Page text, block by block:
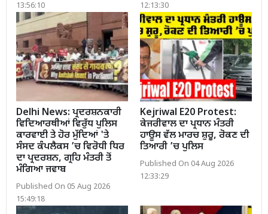
13:56:10
12:13:30
Delhi News: ਪ੍ਰਦਰਸ਼ਨਕਾਰੀ
ਵਿਦਿਆਰਥੀਆਂ ਵਿਰੁੱਧ ਪੁਲਿਸ
ਕਾਰਵਾਈ ਤੇ ਹੋਰ ਮੁੱਦਿਆਂ 'ਤੇ
ਸੰਸਦ ਕੰਪਲੈਕਸ ’ਚ ਵਿਰੋਧੀ ਧਿਰ
ਦਾ ਪ੍ਰਦਰਸ਼ਨ, ਗ੍ਰਹਿ ਮੰਤਰੀ ਤੋਂ
ਮੰਗਿਆ ਜਵਾਬ
Published On 05 Aug 2026
15:49:18
Kejriwal E20 Protest:
ਕੇਜਰੀਵਾਲ ਦਾ ਪ੍ਰਧਾਨ ਮੰਤਰੀ
ਹਾਊਸ ਵੱਲ ਮਾਰਚ ਸ਼ੁਰੂ, ਰੋਕਣ ਦੀ
ਤਿਆਰੀ ’ਚ ਪੁਲਿਸ
Published On 04 Aug 2026
12:33:29